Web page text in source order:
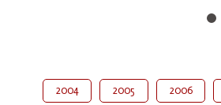
2004 2005 2006